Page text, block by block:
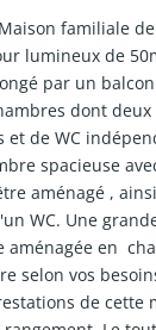
familiale
lumineux de
par un
dont
de WC
spacieuse
aménagé ,
WC. Une
aménagée en
selon vos
de cette